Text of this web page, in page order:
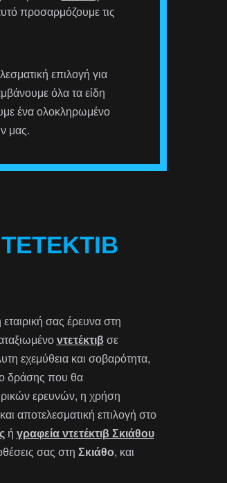
προσαρμόζουμε τις
επιλογή για
όλα τα είδη
ένα ολοκληρωμένο
μας.
σας έρευνα στη
ντετέκτιβσε
εχεμύθεια και σοβαρότητα,
δράσης που θα
ερευνών, η χρήση
αποτελεσματική επιλογή στο
ή γραφεία ντετέκτιβ Σκιάθου
σας στη Σκιάθο, και